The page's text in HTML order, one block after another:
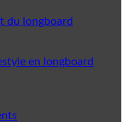
du longboard
en longboard